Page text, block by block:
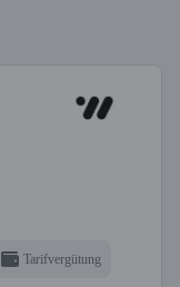
Tarifvergütung